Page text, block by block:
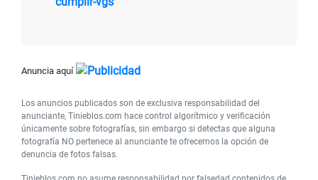
Anuncia aquí
Los anuncios publicados son de exclusiva responsabilidad del
anunciante, Tinieblos.com hace control algorítmico y verificación
únicamente sobre fotografías, sin embargo si detectas que alguna
fotografía NO pertenece al anunciante te ofrecemos la opción de
denuncia de fotos falsas.